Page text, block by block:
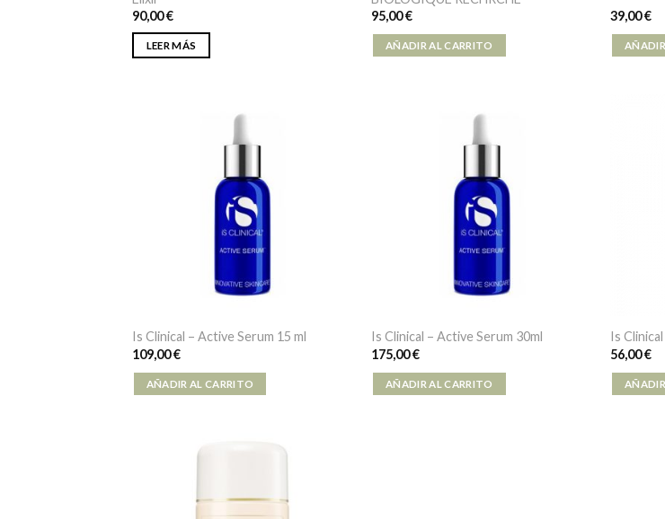
90,00€
LEER MÁS
95,00€
AÑADIR AL CARRITO
39,00€
Is Clinical – Active Serum 15 ml
109,00€
AÑADIR AL CARRITO
Is Clinical – Active Serum 30ml
175,00€
AÑADIR AL CARRITO
Is
56,00€